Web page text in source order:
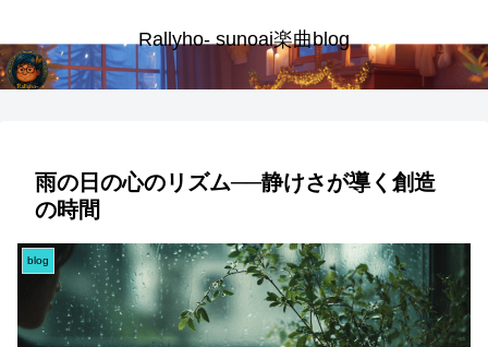
Rallyho- sunoai楽曲blog
雨の日の心のリズム──静けさが導く創造
の時間
blog